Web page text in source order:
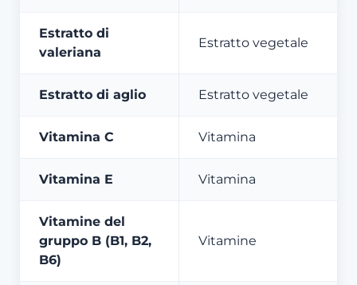
Estratto di
valeriana
Estratto vegetale
Estratto di aglio Estratto vegetale
Vitamina C Vitamina
Vitamina E Vitamina
Vitamine del
gruppo B (B1, B2,
B6)
Vitamine